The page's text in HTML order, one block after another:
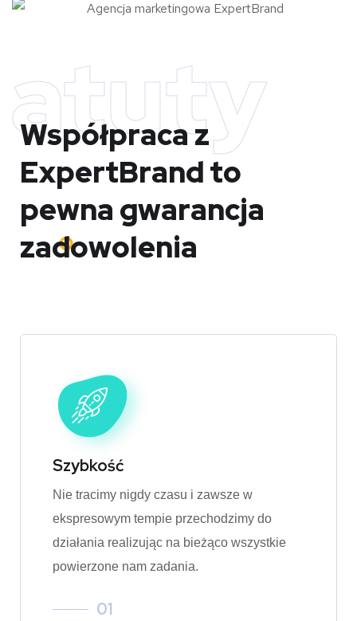
atuty
Współpraca z
ExpertBrandto
pewna gwarancja
zadowolenia
Szybkość
Nie tracimy nigdy czasu i zawsze w
ekspresowym tempie przechodzimy do
działania realizując na bieżąco wszystkie
powierzone nam zadania.
01